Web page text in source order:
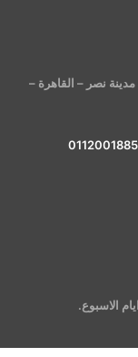
– زهراء مدينة نصر – القاهرة –